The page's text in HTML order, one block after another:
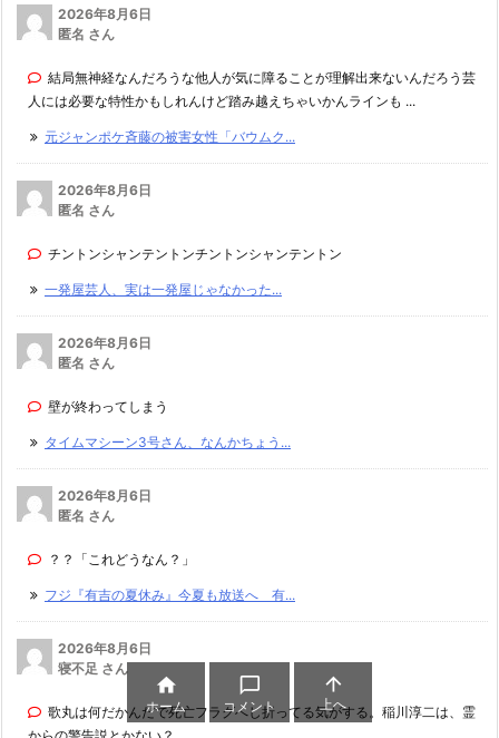
2026年8月6日
匿名 さん
結局無神経なんだろうな他人が気に障ることが理解出来ないんだろう芸
人には必要な特性かもしれんけど踏み越えちゃいかんラインも ...
元ジャンポケ斉藤の被害女性「バウムク...
2026年8月6日
匿名 さん
チントンシャンテントンチントンシャンテントン
一発屋芸人、実は一発屋じゃなかった...
2026年8月6日
匿名 さん
壁が終わってしまう
タイムマシーン3号さん、なんかちょう...
2026年8月6日
匿名 さん
？？「これどうなん？」
フジ『有吉の夏休み』今夏も放送へ 有...
2026年8月6日
寝不足 さん
歌丸は何だかんだで死亡フラグへし折ってる気がする。稲川淳二は、霊

ホーム

コメント

上へ